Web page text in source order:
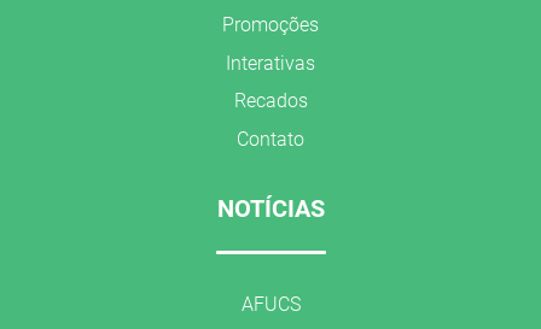
Promoções
Interativas
Recados
Contato
NOTÍCIAS
AFUCS